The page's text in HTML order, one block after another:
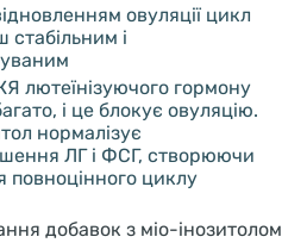
овуляції цикл
стабільним і
лютеїнізуючого гормону
і це блокує овуляцію.
нормалізує
ЛГ і ФСГ, створюючи
повноцінного циклу
добавок з міо-інозитолом